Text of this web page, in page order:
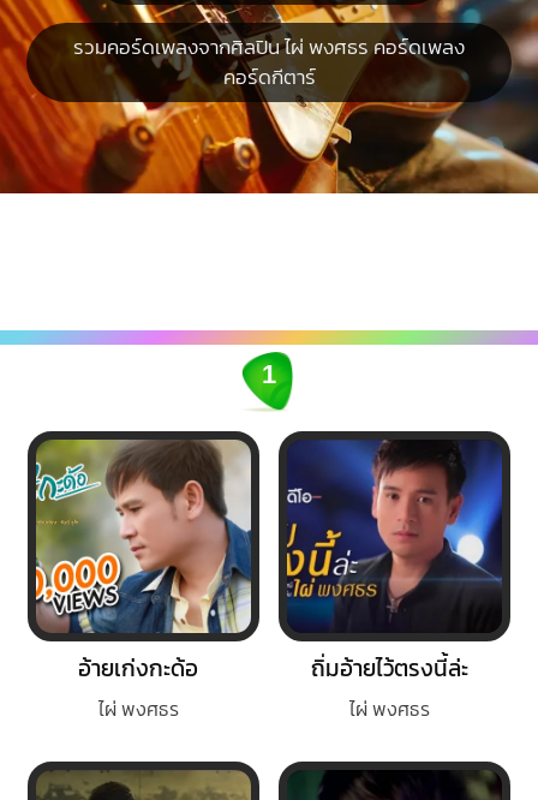
รวมคอร์ดเพลงจากศิลปิน ไผ่ พงศธร คอร์ดเพลง
คอร์ดกีตาร์
1
อ้ายเก่งกะด้อ
ไผ่ พงศธร
ถิ่มอ้ายไว้ตรงนี้ล่ะ
ไผ่ พงศธร